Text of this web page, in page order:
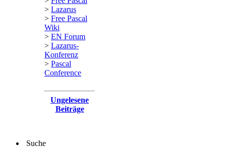
> Lazarus
> Free Pascal
Wiki
> EN Forum
> Lazarus-
Konferenz
> Pascal
Conference
Ungelesene
Beiträge
Suche